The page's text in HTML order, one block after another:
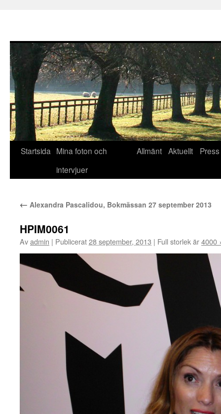
Hoppa
Startsida Mina foton och
intervjuer
Allmänt Aktuellt Press
← Alexandra Pascalidou, Bokmässan 27 september 2013
HPIM0061
Avadmin | Publicerat28 september, 2013 | Full storlek är4000